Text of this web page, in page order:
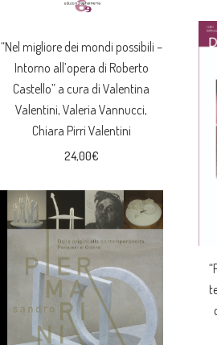
“Nel migliore dei mondi possibili –
Intorno all’opera di Roberto
Castello” a cura di Valentina
Valentini, Valeria Vannucci,
Chiara Pirri Valentini
24,00€